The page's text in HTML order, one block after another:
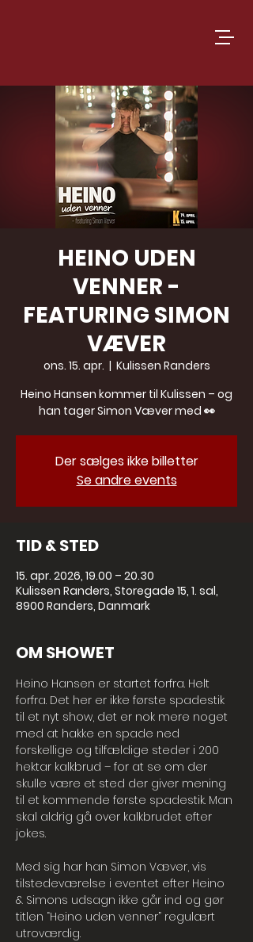
HEINO UDEN
VENNER -
FEATURING SIMON
VÆVER
ons. 15. apr.
  |
Kulissen Randers
Heino Hansen kommer til Kulissen – og
han tager Simon Væver med 👀
Der sælges ikke billetter
Se andre events
TID & STED
15. apr. 2026, 19.00 – 20.30
Kulissen Randers, Storegade 15, 1. sal,
8900 Randers, Danmark
OM SHOWET
Heino Hansen er startet forfra. Helt
forfra. Det her er ikke første spadestik
til et nyt show, det er nok mere noget
med at hakke en spade ned
forskellige og tilfældige steder i 200
hektar kalkbrud – for at se om der
skulle være et sted der giver mening
til et kommende første spadestik. Man
skal aldrig gå over kalkbrudet efter
jokes.
Med sig har han Simon Væver, vis
tilstedeværelse i eventet efter Heino
& Simons udsagn ikke går ind og gør
titlen “Heino uden venner” regulært
utroværdig.